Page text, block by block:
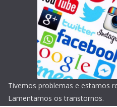
Tivemos problemas e estamos
Lamentamos os transtornos.